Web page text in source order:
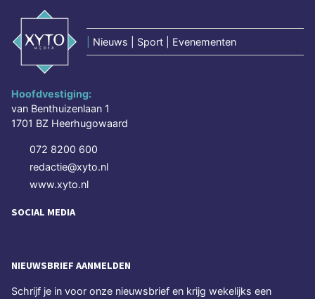
Nieuws | Sport | Evenementen
Hoofdvestiging:
van Benthuizenlaan 1
1701 BZ Heerhugowaard
072 8200 600
redactie@xyto.nl
www.xyto.nl
SOCIAL MEDIA
NIEUWSBRIEF AANMELDEN
Schrijf je in voor onze nieuwsbrief en krijg wekelijks een